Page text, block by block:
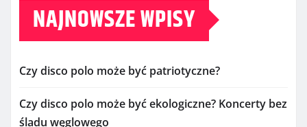
NAJNOWSZE WPISY
Czy disco polo może być patriotyczne?
Czy disco polo może być ekologiczne? Koncerty bez
śladu węglowego